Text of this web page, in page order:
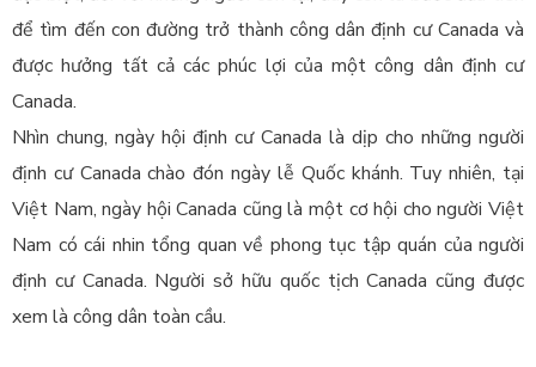
để tìm đến con đường trở thành công dân định cư Canada và
được hưởng tất cả các phúc lợi của một công dân định cư
Canada.
Nhìn chung, ngày hội định cư Canada là dịp cho những người
định cư Canada chào đón ngày lễ Quốc khánh. Tuy nhiên, tại
Việt Nam, ngày hội Canada cũng là một cơ hội cho người Việt
Nam có cái nhin tổng quan về phong tục tập quán của người
định cư Canada. Người sở hữu quốc tịch Canada cũng được
xem là công dân toàn cầu.